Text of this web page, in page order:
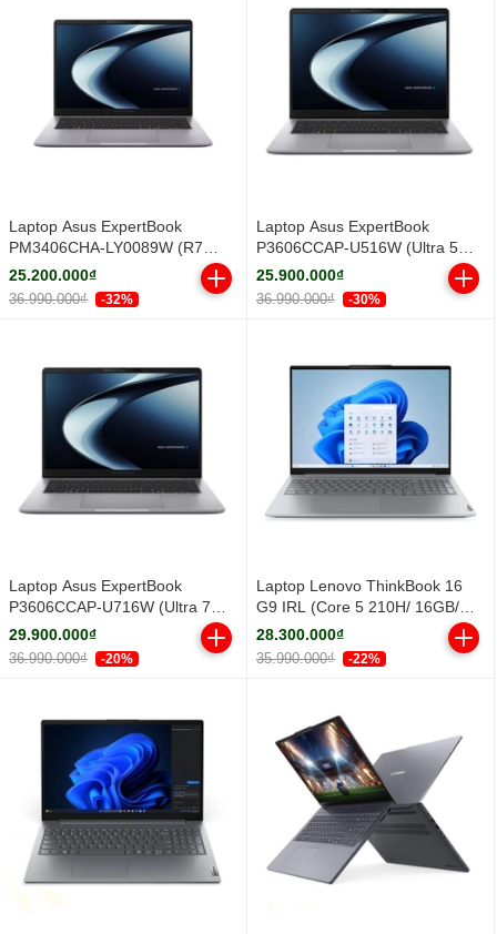
Laptop Asus ExpertBook
PM3406CHA-LY0089W (R7
8840HS/ 16GB/ 512GB SSD/ 14
inch WUXGA/ Win11/ Grey/ Vỏ
nhôm)
25.200.000₫
36.990.000₫ -32%
Laptop Asus ExpertBook
P3606CCAP-U516W (Ultra 5
225H/ 16GB/ 512GB SSD/ 16
inch WUXGA/ Win11/ Grey)
25.900.000₫
36.990.000₫ -30%
Laptop Asus ExpertBook
P3606CCAP-U716W (Ultra 7
255H/ 16GB/ 512GB SSD/ 16
inch WUXGA/ Win11/ Grey)
29.900.000₫
36.990.000₫ -20%
Laptop Lenovo ThinkBook 16
G9 IRL (Core 5 210H/ 16GB/
512GB SSD/ 16 inch WUXGA/
Win11/ Grey/ Vỏ nhôm/ 2Y)
28.300.000₫
35.990.000₫ -22%